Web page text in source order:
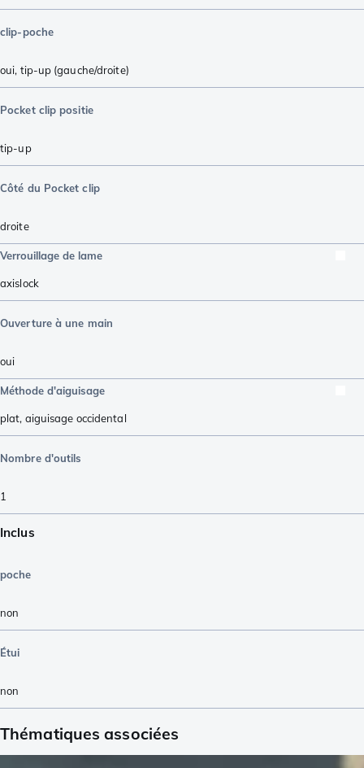
clip-poche
oui, tip-up (gauche/droite)
Pocket clip positie
tip-up
Côté du Pocket clip
droite
Verrouillage de lame
axislock
Ouverture à une main
oui
Méthode d'aiguisage
plat, aiguisage occidental
Nombre d'outils
1
Inclus
poche
non
Étui
non
Thématiques associées